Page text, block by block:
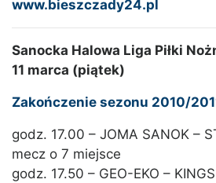
www.bieszczady24.pl
Sanocka Halowa Liga Piłki
11 marca (piątek)
Zakończenie sezonu 2010/
godz. 17.00 – JOMA SANOK –
mecz o 7 miejsce
godz. 17.50 – GEO-EKO –